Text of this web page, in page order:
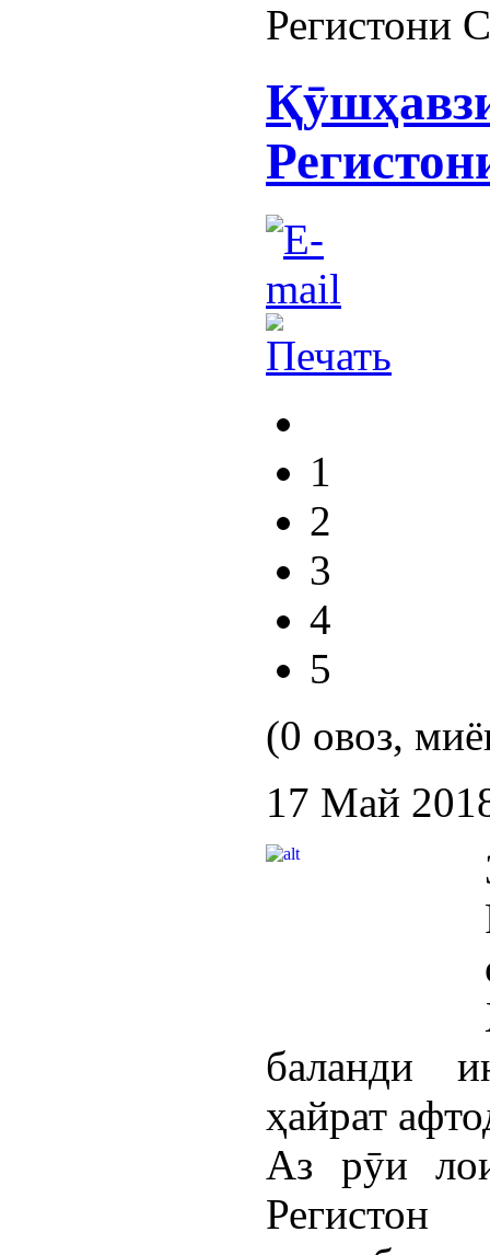
Регистони
1
2
3
4
5
(0 овоз,
17 Май
баланди
ҳайрат
Аз рӯи
Регистон